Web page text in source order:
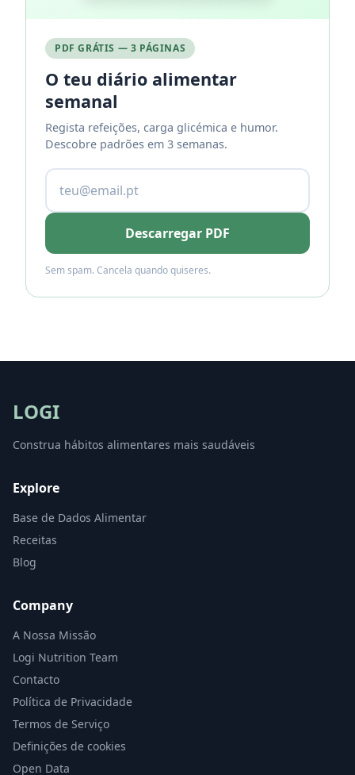
PDF GRÁTIS — 3 PÁGINAS
O teu diário alimentar
semanal
Regista refeições, carga glicémica e humor.
Descobre padrões em 3 semanas.
Descarregar PDF
Sem spam. Cancela quando quiseres.
LOGI
Construa hábitos alimentares mais saudáveis
Explore
Base de Dados Alimentar
Receitas
Blog
Company
A Nossa Missão
Logi Nutrition Team
Contacto
Política de Privacidade
Termos de Serviço
Definições de cookies
Open Data